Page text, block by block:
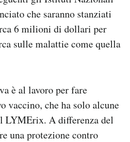
che saranno stanziati
6 milioni di dollari per
sulle malattie come quella
è al lavoro per fare
vaccino, che ha solo alcune
LYMErix. A differenza del
una protezione contro